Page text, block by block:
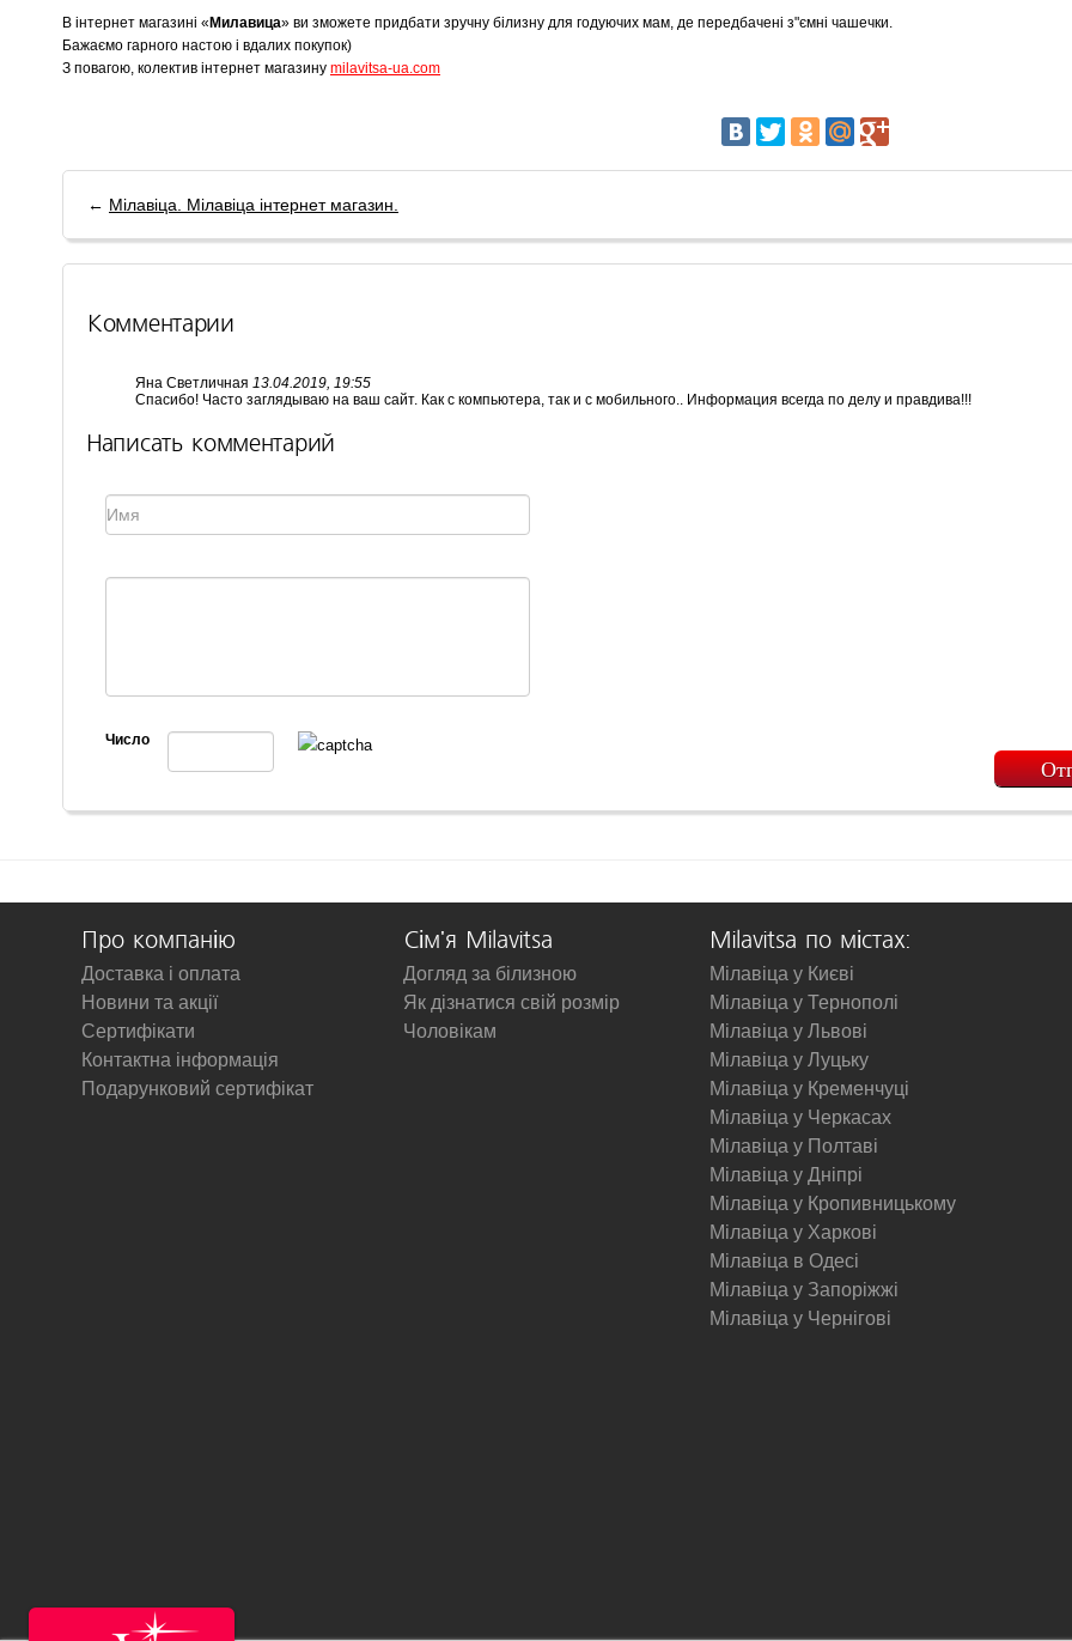
В інтернет магазині « Милавица» ви зможете придбати зручну білизну для годуючих мам, де передбачені з"ємні чашечки.
Бажаємо гарного настою і вдалих покупок)
З повагою, колектив інтернет магазину milavitsa-ua.com
← Мілавіца. Мілавіца інтернет магазин.
Комментарии
Яна Светличная 13.04.2019, 19:55
Спасибо! Часто заглядываю на ваш сайт. Как с компьютера, так и с мобильного.. Информация всегда по делу и правдива!!!
Написать комментарий
Число
Про компанію
Доставка і оплата
Новини та акції
Сертифікати
Контактна інформація
Подарунковий сертифікат
Сім'я Milavitsa
Догляд за білизною
Як дізнатися свій розмір
Чоловікам
Milavitsa по містах:
Мілавіца у Києві
Мілавіца у Тернополі
Мілавіца у Львові
Мілавіца у Луцьку
Мілавіца у Кременчуці
Мілавіца у Черкасах
Мілавіца у Полтаві
Мілавіца у Дніпрі
Мілавіца у Кропивницькому
Мілавіца у Харкові
Мілавіца в Одесі
Мілавіца у Запоріжжі
Мілавіца у Чернігові